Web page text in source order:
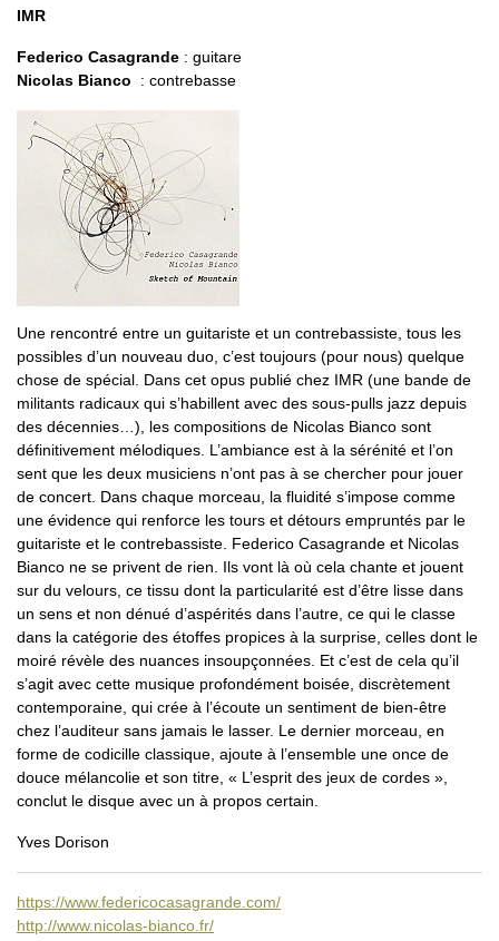
IMR
Federico Casagrande : guitare
Nicolas Bianco
: contrebasse
Une rencontré entre un guitariste et un contrebassiste, tous les
possibles d’un nouveau duo, c’est toujours (pour nous) quelque
chose de spécial. Dans cet opus publié chez IMR (une bande de
militants radicaux qui s’habillent avec des sous-pulls jazz depuis
des décennies…), les compositions de Nicolas Bianco sont
définitivement mélodiques. L’ambiance est à la sérénité et l’on
sent que les deux musiciens n’ont pas à se chercher pour jouer
de concert. Dans chaque morceau, la fluidité s’impose comme
une évidence qui renforce les tours et détours empruntés par le
guitariste et le contrebassiste. Federico Casagrande et Nicolas
Bianco ne se privent de rien. Ils vont là où cela chante et jouent
sur du velours, ce tissu dont la particularité est d’être lisse dans
un sens et non dénué d’aspérités dans l’autre, ce qui le classe
dans la catégorie des étoffes propices à la surprise, celles dont le
moiré révèle des nuances insoupçonnées. Et c’est de cela qu’il
s’agit avec cette musique profondément boisée, discrètement
contemporaine, qui crée à l’écoute un sentiment de bien-être
chez l’auditeur sans jamais le lasser. Le dernier morceau, en
forme de codicille classique, ajoute à l’ensemble une once de
douce mélancolie et son titre, « L’esprit des jeux de cordes »,
conclut le disque avec un à propos certain.
Yves Dorison
https://www.federicocasagrande.com/
http://www.nicolas-bianco.fr/